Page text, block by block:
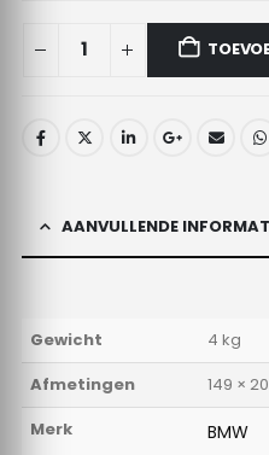
AANVULLENDE
Gewicht
4 kg
Afmetingen
149 ×
Merk
BMW